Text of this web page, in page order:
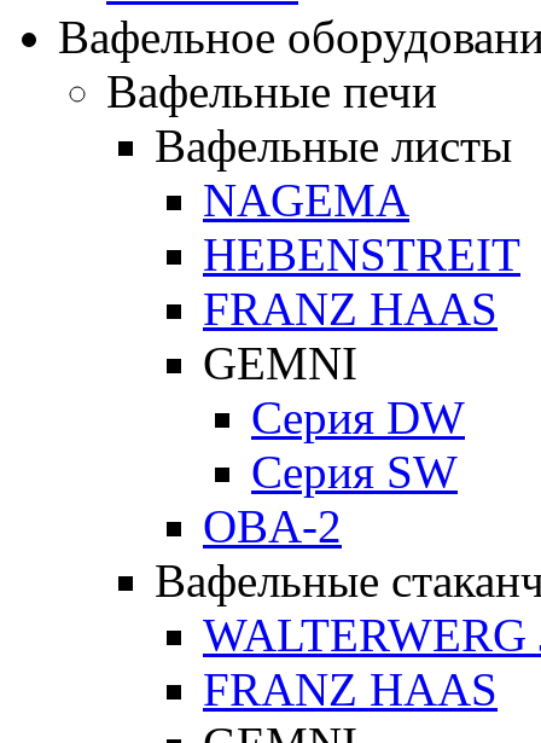
Вафельное
Вафельные печи
Вафельные листы
NAGEMA
HEBENSTREIT
FRANZ HAAS
GEMNI
Серия DW
Серия SW
OBA-2
Вафельные
WALTERWERG
FRANZ HAAS